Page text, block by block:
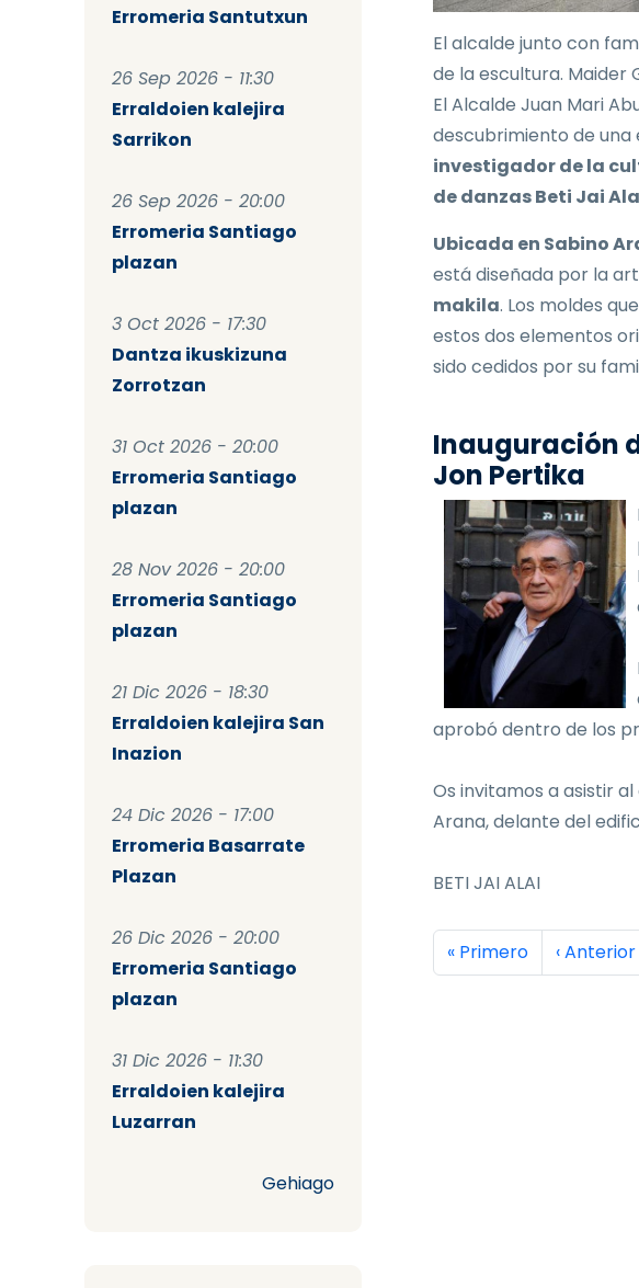
Erromeria Santutxun
26 Sep 2026 - 11:30
Erraldoien kalejira
Sarrikon
26 Sep 2026 - 20:00
Erromeria Santiago
plazan
3 Oct 2026 - 17:30
Dantza ikuskizuna
Zorrotzan
31 Oct 2026 - 20:00
Erromeria Santiago
plazan
28 Nov 2026 - 20:00
Erromeria Santiago
plazan
21 Dic 2026 - 18:30
Erraldoien kalejira San
Inazion
24 Dic 2026 - 17:00
Erromeria Basarrate
Plazan
26 Dic 2026 - 20:00
Erromeria Santiago
plazan
31 Dic 2026 - 11:30
Erraldoien kalejira
Luzarran
Gehiago
El alcalde junto con
de la escultura. Maider
El Alcalde Juan Mari
descubrimiento de una
investigador de la
de danzas Beti Jai
Ubicada en Sabino
está diseñada por la
makila. Los moldes
estos dos elementos
sido cedidos por su
Inauguración
Jon Pertika
aprobó dentro de los
Os invitamos a asistir
Arana, delante del
BETI JAI ALAI
Paginación
Primera página
« Primero Página
‹ Anterior